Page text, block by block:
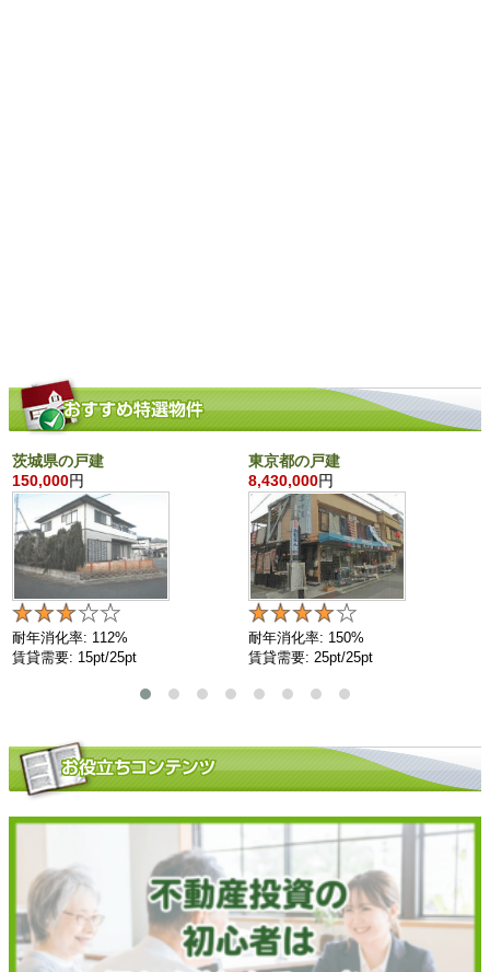
茨城県の戸建
150,000円
耐年消化率: 112%
賃貸需要: 15pt/25pt
東京都の戸建
8,430,000円
耐年消化率: 150%
賃貸需要: 25pt/25pt